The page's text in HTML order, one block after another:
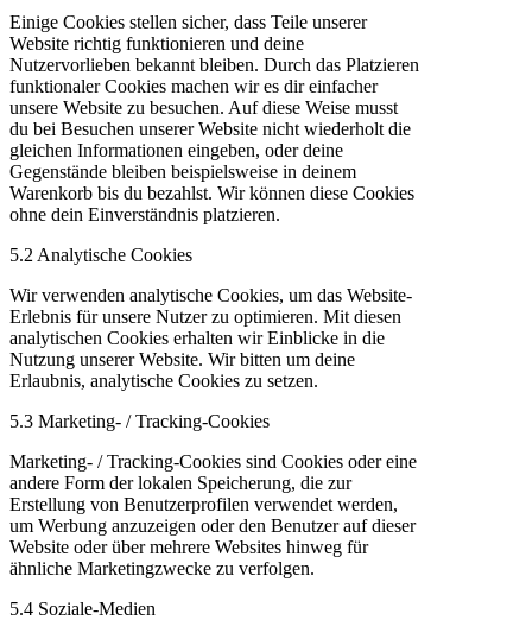
Einige Cookies stellen sicher, dass Teile unserer
Website richtig funktionieren und deine
Nutzervorlieben bekannt bleiben. Durch das Platzieren
funktionaler Cookies machen wir es dir einfacher
unsere Website zu besuchen. Auf diese Weise musst
du bei Besuchen unserer Website nicht wiederholt die
gleichen Informationen eingeben, oder deine
Gegenstände bleiben beispielsweise in deinem
Warenkorb bis du bezahlst. Wir können diese Cookies
ohne dein Einverständnis platzieren.
5.2 Analytische Cookies
Wir verwenden analytische Cookies, um das Website-
Erlebnis für unsere Nutzer zu optimieren. Mit diesen
analytischen Cookies erhalten wir Einblicke in die
Nutzung unserer Website. Wir bitten um deine
Erlaubnis, analytische Cookies zu setzen.
5.3 Marketing- / Tracking-Cookies
Marketing- / Tracking-Cookies sind Cookies oder eine
andere Form der lokalen Speicherung, die zur
Erstellung von Benutzerprofilen verwendet werden,
um Werbung anzuzeigen oder den Benutzer auf dieser
Website oder über mehrere Websites hinweg für
ähnliche Marketingzwecke zu verfolgen.
5.4 Soziale-Medien